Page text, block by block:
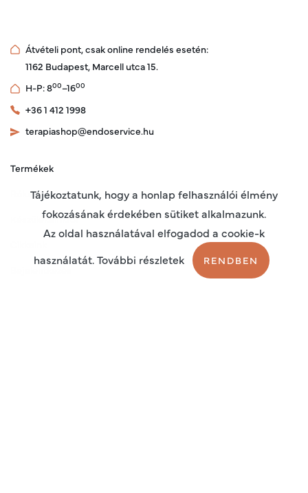
Átvételi pont, csak online rendelés esetén:
1162 Budapest, Marcell utca 15.
H-P: 800–1600
+36 1 412 1998
terapiashop@endoservice.hu
Termékek
Rólunk
Készülékeinkről
Tájékoztatunk, hogy a honlap felhasználói élmény
fokozásának érdekében sütiket alkalmazunk.
Az oldal használatával elfogadod a cookie-k
használatát. További részletek
RENDBEN